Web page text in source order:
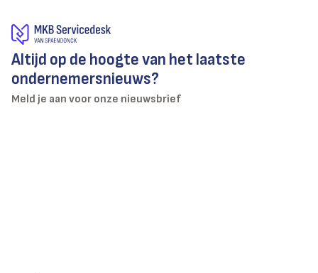
Altijd op de hoogte van het laatste
ondernemersnieuws?
Meld je aan voor onze nieuwsbrief